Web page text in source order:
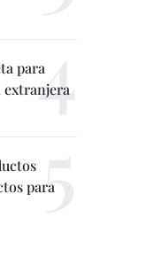
para
extranjera
para